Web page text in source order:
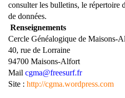
consulter les bulletins, le répertoire
de données.
Renseignements
Cercle Généalogique de Maisons-
40, rue de Lorraine
94700 Maisons-Alfort
Mail cgma@freesurf.fr
Site : http://cgma.wordpress.com